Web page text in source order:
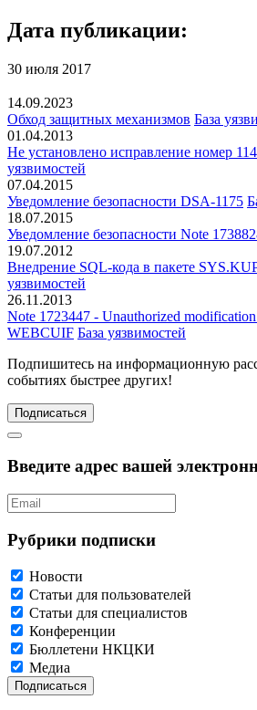
Дата публикации:
30 июля 2017
14.09.2023
Обход защитных механизмов База
01.04.2013
Не установлено исправление номер
уязвимостей
07.04.2015
Уведомление безопасности DSA-1175
18.07.2015
Уведомление безопасности Note
19.07.2012
Внедрение SQL-кода в пакете
уязвимостей
26.11.2013
Note 1723447 - Unauthorized
WEBCUIF База уязвимостей
Подпишитесь на информационную
событиях быстрее других!
Подписаться
Введите адрес вашей
Рубрики подписки
Новости
Статьи для пользователей
Статьи для специалистов
Конференции
Бюллетени НКЦКИ
Медиа